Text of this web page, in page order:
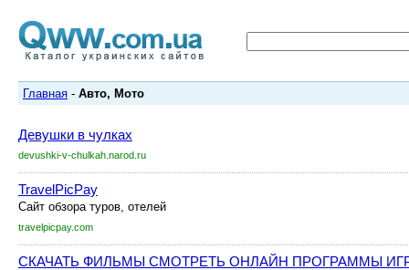
Главная - Авто, Мото
Девушки в чулках
devushki-v-chulkah.narod.ru
TravelPicPay
Сайт обзора туров, отелей
travelpicpay.com
СКАЧАТЬ ФИЛЬМЫ СМОТРЕТЬ ОНЛАЙН ПРОГРАММЫ